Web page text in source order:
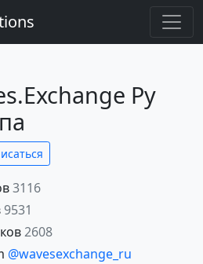
Ру
3116
9531
2608
@wavesexchange_ru